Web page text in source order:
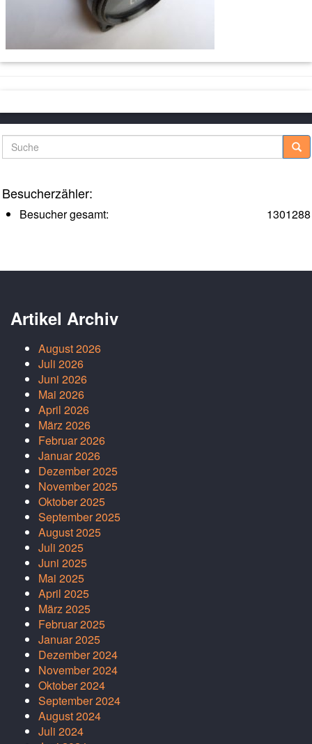
Suche
Besucherzähler:
1301288
Besucher gesamt:
Artikel Archiv
August 2026
Juli 2026
Juni 2026
Mai 2026
April 2026
März 2026
Februar 2026
Januar 2026
Dezember 2025
November 2025
Oktober 2025
September 2025
August 2025
Juli 2025
Juni 2025
Mai 2025
April 2025
März 2025
Februar 2025
Januar 2025
Dezember 2024
November 2024
Oktober 2024
September 2024
August 2024
Juli 2024